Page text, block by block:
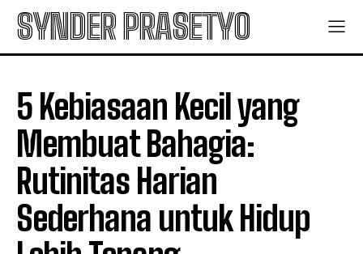
SYNDER PRASETYO
5 Kebiasaan Kecil yang
Membuat Bahagia:
Rutinitas Harian
Sederhana untuk Hidup